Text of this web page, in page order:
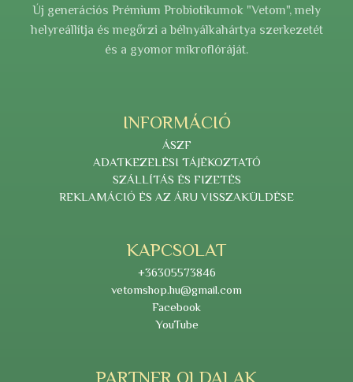
Új generációs Prémium Probiotikumok "Vetom", mely
helyreállítja és megőrzi a bélnyálkahártya szerkezetét
és a gyomor mikroflóráját.
INFORMÁCIÓ
ÁSZF
ADATKEZELÉSI TÁJÉKOZTATÓ
SZÁLLÍTÁS ÉS FIZETÉS
REKLAMÁCIÓ ÉS AZ ÁRU VISSZAKÜLDÉSE
KAPCSOLAT
+36305573846
vetomshop.hu@gmail.com
Facebook
YouTube